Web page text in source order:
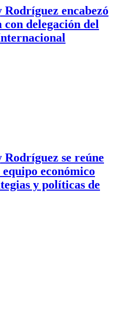
encabezó
delegación del
se reúne
económico
y políticas de